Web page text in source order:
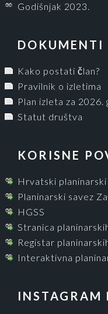
Godišnjak 2023.
DOKUMENTI
Kako postati član?
Pravilnik o izletima
Plan izleta za 2026.
Statut društva
KORISNE
Hrvatski planinarski
Planinarski savez
HGSS
Stranica
Registar
Interaktivna
INSTAGRAM